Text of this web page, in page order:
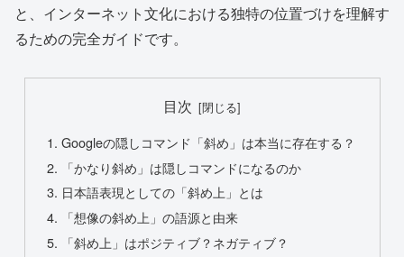
と、インターネット文化における独特の位置づけを理解す
るための完全ガイドです。
目次
Googleの隠しコマンド「斜め」は本当に存在する？
「かなり斜め」は隠しコマンドになるのか
日本語表現としての「斜め上」とは
「想像の斜め上」の語源と由来
「斜め上」はポジティブ？ネガティブ？